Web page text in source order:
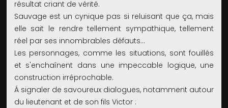
résultat criant de vérité.
Sauvage est un cynique pas si reluisant que ça, mais
elle sait le rendre tellement sympathique, tellement
réel par ses innombrables défauts...
Les personnages, comme les situations, sont fouillés
et s'enchaînent dans une impeccable logique, une
construction irréprochable.
Á signaler de savoureux dialogues, notamment autour
du lieutenant et de son fils Victor :